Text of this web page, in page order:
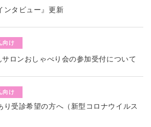
ンタビュー』更新
向け
サロンおしゃべり会の参加受付について
向け
り受診希望の方へ（新型コロナウイルス